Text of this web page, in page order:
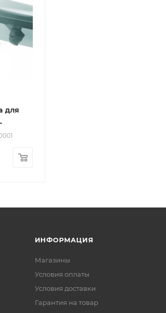
для
ИНФОРМАЦИЯ
Магазины
Условия оплаты
Условия доставки
Гарантия на товар